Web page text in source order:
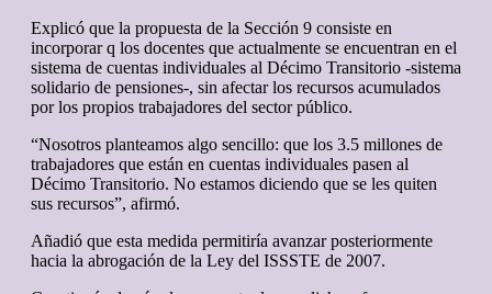
Explicó que la propuesta de la Sección 9 consiste en
incorporar q los docentes que actualmente se encuentran en el
sistema de cuentas individuales al Décimo Transitorio -sistema
solidario de pensiones-, sin afectar los recursos acumulados
por los propios trabajadores del sector público.
“Nosotros planteamos algo sencillo: que los 3.5 millones de
trabajadores que están en cuentas individuales pasen al
Décimo Transitorio. No estamos diciendo que se les quiten
sus recursos”, afirmó.
Añadió que esta medida permitiría avanzar posteriormente
hacia la abrogación de la Ley del ISSSTE de 2007.